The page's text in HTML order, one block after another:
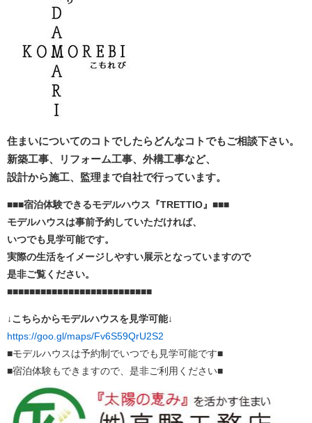
住まいについてのコトでしたらどんなコトでもご相談下さい。
新築工事、リフォーム工事、外構工事など、
設計から施工、監理まで自社で行っています。
■■■宿泊体験できるモデルハウス『TRETTIO』■■■
モデルハウスは事前予約していただければ、
いつでも見学可能です。
実際の生活をイメージしやすい展示となっていますので
是非ご覧ください。
■■■■■■■■■■■■■■■■■■■■■■■■■■
↓こちらからモデルハウスを見学可能↓
https://goo.gl/maps/Fv6S59QrU2S2
■モデルハウスは予約制でいつでも見学可能です■
■宿泊体験もできますので、是非ご利用ください■